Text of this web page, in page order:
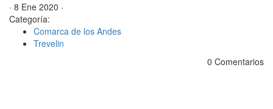
· 8 Ene 2020 ·
Categoría:
Comarca de los Andes
Trevelin
0 Comentarios